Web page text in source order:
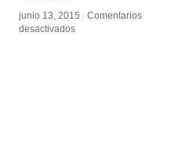
junio 13, 2015 / Comentarios
desactivadosen
junio 13, 2015 / Comentarios
desactivadosen